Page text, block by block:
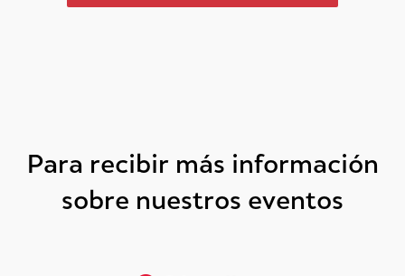
Para recibir más información
sobre nuestros eventos